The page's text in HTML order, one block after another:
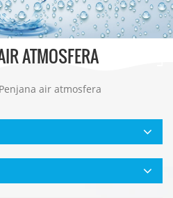
ATMOSFERA
Penjana air atmosfera